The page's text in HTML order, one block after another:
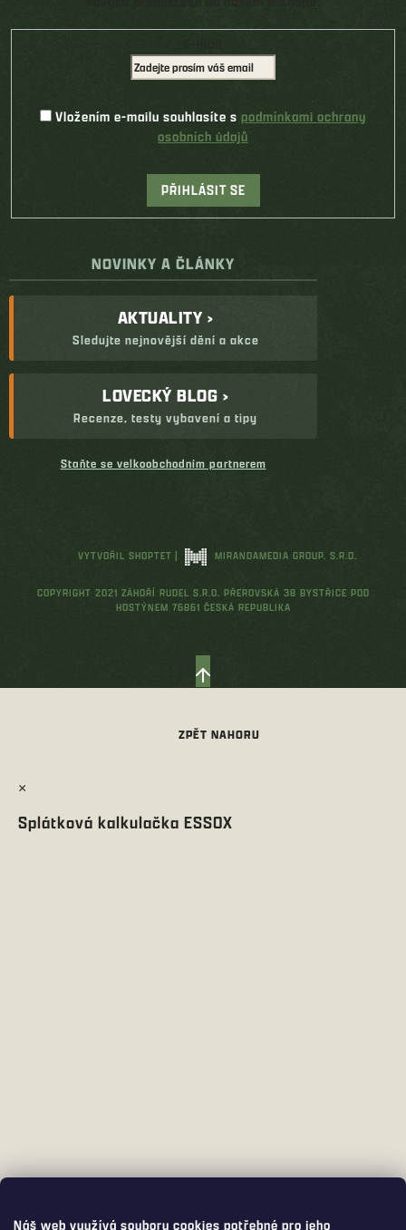
Náš web využívá soubory cookies potřebné pro jeho
Vložením e-mailu souhlasíte s podmínkami ochrany
osobních údajů
PŘIHLÁSIT SE
NOVINKY A ČLÁNKY
AKTUALITY ›
Sledujte nejnovější dění a akce
LOVECKÝ BLOG ›
Recenze, testy vybavení a tipy
Staňte se velkoobchodním partnerem
VYTVOŘIL SHOPTET | MIRANDAMEDIA GROUP, S.R.O.
COPYRIGHT 2021 ZÁHOŘÍ RUDEL S.R.O. PŘEROVSKÁ 38 BYSTŘICE POD
HOSTÝNEM 76861 ČESKÁ REPUBLIKA
×
Splátková kalkulačka ESSOX